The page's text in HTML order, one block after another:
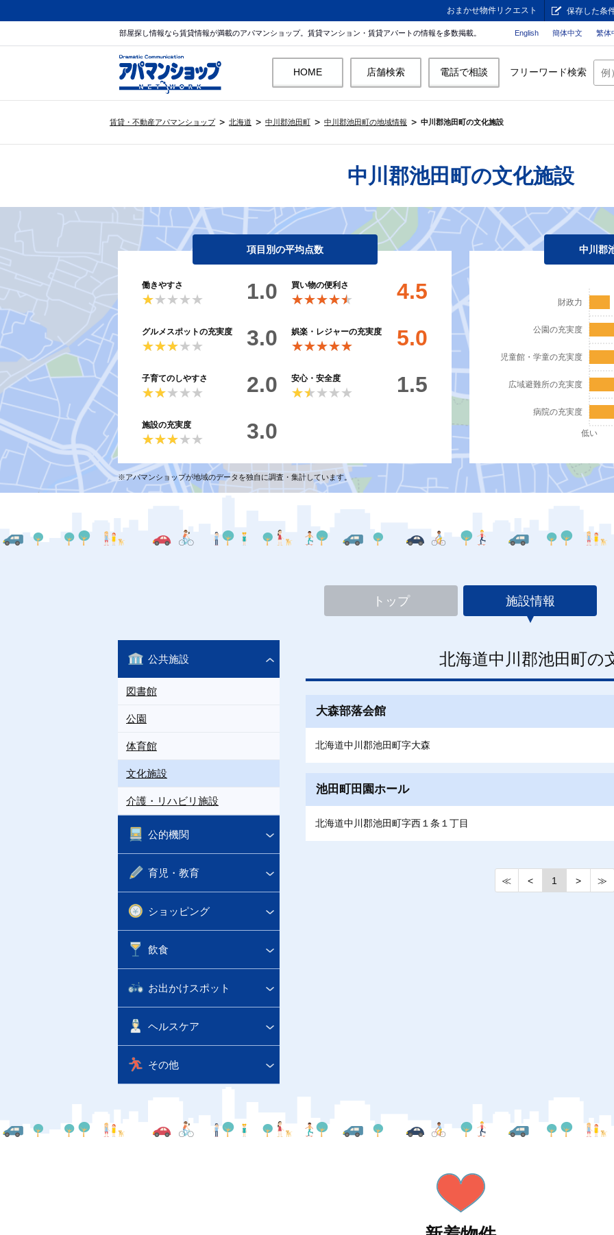
おまかせ物件リクエスト 保存した条
部屋探し情報なら賃貸情報が満載のアパマンショップ。賃貸マンション・賃貸アパートの情報を多数掲載。 English 簡体中文 繁体
HOME 店舗検索 電話で相談 フリーワード検索
賃貸・不動産アパマンショップ 北海道 中川郡池田町 中川郡池田町の地域情報 中川郡池田町の文化施設
中川郡池田町の文化施設
項目別の平均点数
働きやすさ
★★★★★
★★★★★ 1.0 買い物の便利さ
★★★★★
★★★★★ 4.5
グルメスポットの充実度
★★★★★
★★★★★ 3.0 娯楽・レジャーの充実度
★★★★★
★★★★★ 5.0
子育てのしやすさ
★★★★★
★★★★★ 2.0 安心・安全度
★★★★★
★★★★★ 1.5
施設の充実度
★★★★★
★★★★★ 3.0
中川郡
病院の充実度
広域避難所の充実度
児童館・学童の充実度
公園の充実度
財政力
低い
※アパマンショップが地域のデータを独自に調査・集計しています。
トップ 施設情報
公共施設
図書館
公園
体育館
文化施設
介護・リハビリ施設
公的機関
育児・教育
ショッピング
飲食
お出かけスポット
ヘルスケア
その他
北海道中川郡池田町の
大森部落会館
北海道中川郡池田町字大森
池田町田園ホール
北海道中川郡池田町字西１条１丁目
≪ < 1 > ≫